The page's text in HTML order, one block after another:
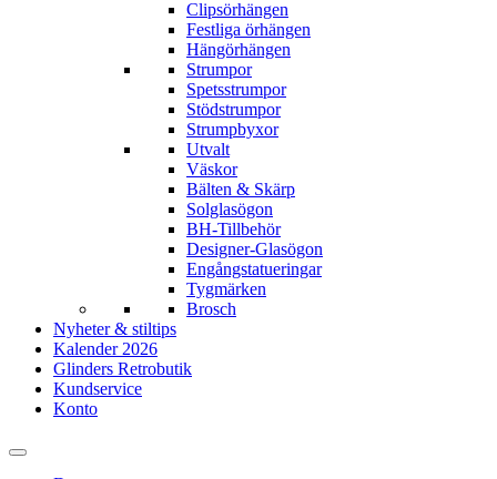
Clipsörhängen
Festliga örhängen
Hängörhängen
Strumpor
Spetsstrumpor
Stödstrumpor
Strumpbyxor
Utvalt
Väskor
Bälten & Skärp
Solglasögon
BH-Tillbehör
Designer-Glasögon
Engångstatueringar
Tygmärken
Brosch
Nyheter & stiltips
Kalender 2026
Glinders Retrobutik
Kundservice
Konto